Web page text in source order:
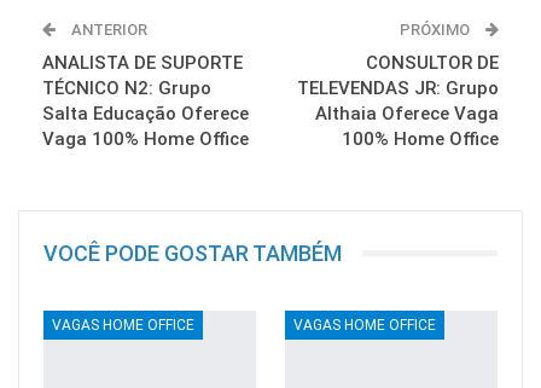
ANTERIOR
ANALISTA DE SUPORTE
TÉCNICO N2: Grupo
Salta Educação Oferece
Vaga 100% Home Office
PRÓXIMO
CONSULTOR DE
TELEVENDAS JR: Grupo
Althaia Oferece Vaga
100% Home Office
VOCÊ PODE GOSTAR TAMBÉM
VAGAS HOME OFFICE VAGAS HOME OFFICE